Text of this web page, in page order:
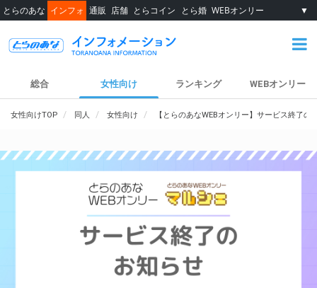
とらのあな インフォ 通販 店舗 とらコイン とら婚 WEBオンリー ▼
総合 女性向け ランキング WEBオンリー
女性向けTOP 同人 女性向け 【とらのあなWEBオンリー】サービス終了の